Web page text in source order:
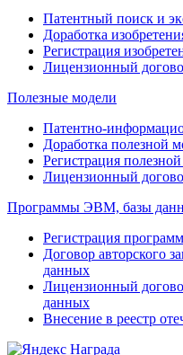
Патентный поиск и
Доработка
Регистрация
Лицензионный
Полезные модели
Патентно-
Доработка полезной
Регистрация
Лицензионный
Программы ЭВМ, базы
Регистрация
Договор авторского
данных
Лицензионный
данных
Внесение в реестр